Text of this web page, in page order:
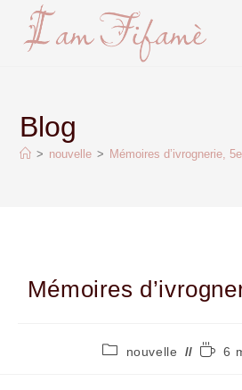
Blog
> nouvelle > Mémoires d’ivrognerie,
Mémoires
nouvelle 6